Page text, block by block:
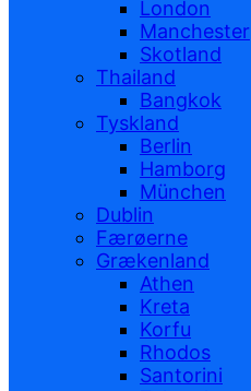
London
Manchester
Skotland
Thailand
Bangkok
Tyskland
Berlin
Hamborg
München
Dublin
Færøerne
Grækenland
Athen
Kreta
Korfu
Rhodos
Santorini